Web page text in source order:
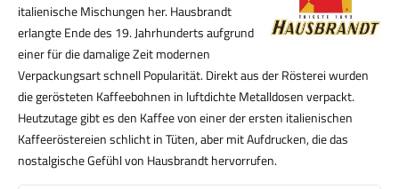
italienische Mischungen her. Hausbrandt
erlangte Ende des 19. Jahrhunderts aufgrund
einer für die damalige Zeit modernen
Verpackungsart schnell Popularität. Direkt aus der Rösterei wurden
die gerösteten Kaffeebohnen in luftdichte Metalldosen verpackt.
Heutzutage gibt es den Kaffee von einer der ersten italienischen
Kaffeeröstereien schlicht in Tüten, aber mit Aufdrucken, die das
nostalgische Gefühl von Hausbrandt hervorrufen.